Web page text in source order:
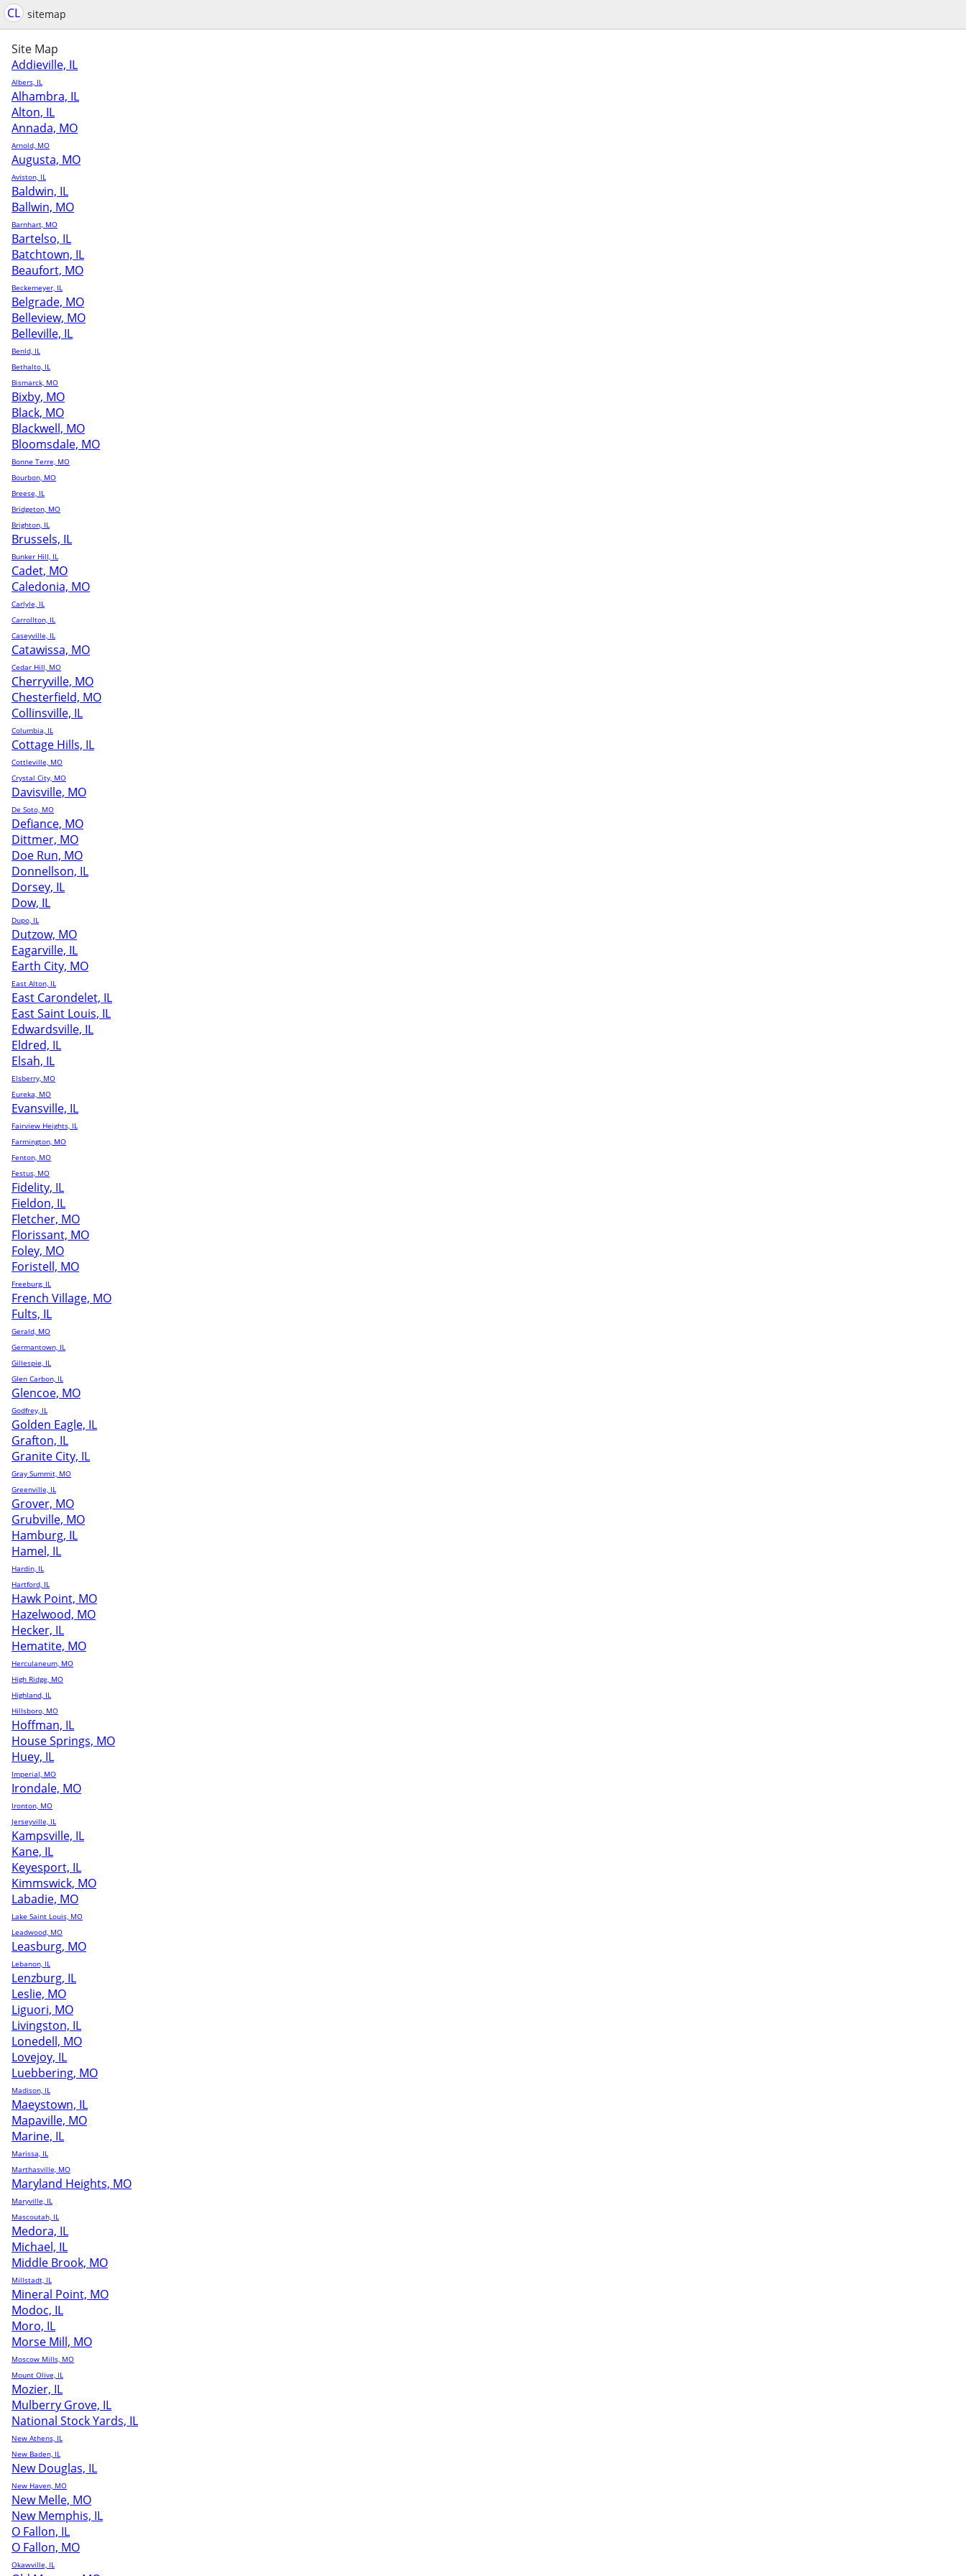
CL sitemap
Site Map
Addieville, IL
Albers, IL
Alhambra, IL
Alton, IL
Annada, MO
Arnold, MO
Augusta, MO
Aviston, IL
Baldwin, IL
Ballwin, MO
Barnhart, MO
Bartelso, IL
Batchtown, IL
Beaufort, MO
Beckemeyer, IL
Belgrade, MO
Belleview, MO
Belleville, IL
Benld, IL
Bethalto, IL
Bismarck, MO
Bixby, MO
Black, MO
Blackwell, MO
Bloomsdale, MO
Bonne Terre, MO
Bourbon, MO
Breese, IL
Bridgeton, MO
Brighton, IL
Brussels, IL
Bunker Hill, IL
Cadet, MO
Caledonia, MO
Carlyle, IL
Carrollton, IL
Caseyville, IL
Catawissa, MO
Cedar Hill, MO
Cherryville, MO
Chesterfield, MO
Collinsville, IL
Columbia, IL
Cottage Hills, IL
Cottleville, MO
Crystal City, MO
Davisville, MO
De Soto, MO
Defiance, MO
Dittmer, MO
Doe Run, MO
Donnellson, IL
Dorsey, IL
Dow, IL
Dupo, IL
Dutzow, MO
Eagarville, IL
Earth City, MO
East Alton, IL
East Carondelet, IL
East Saint Louis, IL
Edwardsville, IL
Eldred, IL
Elsah, IL
Elsberry, MO
Eureka, MO
Evansville, IL
Fairview Heights, IL
Farmington, MO
Fenton, MO
Festus, MO
Fidelity, IL
Fieldon, IL
Fletcher, MO
Florissant, MO
Foley, MO
Foristell, MO
Freeburg, IL
French Village, MO
Fults, IL
Gerald, MO
Germantown, IL
Gillespie, IL
Glen Carbon, IL
Glencoe, MO
Godfrey, IL
Golden Eagle, IL
Grafton, IL
Granite City, IL
Gray Summit, MO
Greenville, IL
Grover, MO
Grubville, MO
Hamburg, IL
Hamel, IL
Hardin, IL
Hartford, IL
Hawk Point, MO
Hazelwood, MO
Hecker, IL
Hematite, MO
Herculaneum, MO
High Ridge, MO
Highland, IL
Hillsboro, MO
Hoffman, IL
House Springs, MO
Huey, IL
Imperial, MO
Irondale, MO
Ironton, MO
Jerseyville, IL
Kampsville, IL
Kane, IL
Keyesport, IL
Kimmswick, MO
Labadie, MO
Lake Saint Louis, MO
Leadwood, MO
Leasburg, MO
Lebanon, IL
Lenzburg, IL
Leslie, MO
Liguori, MO
Livingston, IL
Lonedell, MO
Lovejoy, IL
Luebbering, MO
Madison, IL
Maeystown, IL
Mapaville, MO
Marine, IL
Marissa, IL
Marthasville, MO
Maryland Heights, MO
Maryville, IL
Mascoutah, IL
Medora, IL
Michael, IL
Middle Brook, MO
Millstadt, IL
Mineral Point, MO
Modoc, IL
Moro, IL
Morse Mill, MO
Moscow Mills, MO
Mount Olive, IL
Mozier, IL
Mulberry Grove, IL
National Stock Yards, IL
New Athens, IL
New Baden, IL
New Douglas, IL
New Haven, MO
New Melle, MO
New Memphis, IL
O Fallon, IL
O Fallon, MO
Okawville, IL